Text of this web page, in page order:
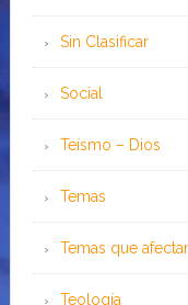
Sin Clasificar
Social
Teísmo – Dios
Temas
Temas que
Teología